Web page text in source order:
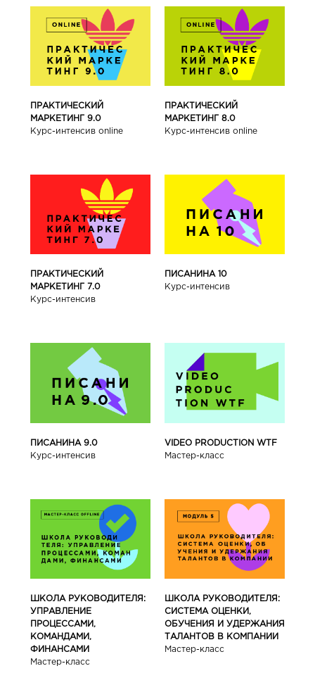
ПРАКТИЧЕСКИЙ
МАРКЕТИНГ 9.0
Курс-интенсив online
ПРАКТИЧЕСКИЙ
МАРКЕТИНГ 8.0
Курс-интенсив online
ПРАКТИЧЕСКИЙ
МАРКЕТИНГ 7.0
Курс-интенсив
ПИСАНИНА 10
Курс-интенсив
ПИСАНИНА 9.0
Курс-интенсив
VIDEO PRODUCTION WTF
Мастер-класс
ШКОЛА РУКОВОДИТЕЛЯ:
УПРАВЛЕНИЕ
ПРОЦЕССАМИ,
КОМАНДАМИ,
ФИНАНСАМИ
Мастер-класс
ШКОЛА РУКОВОДИТЕЛЯ:
СИСТЕМА ОЦЕНКИ,
ОБУЧЕНИЯ И УДЕРЖАНИЯ
ТАЛАНТОВ В КОМПАНИИ
Мастер-класс